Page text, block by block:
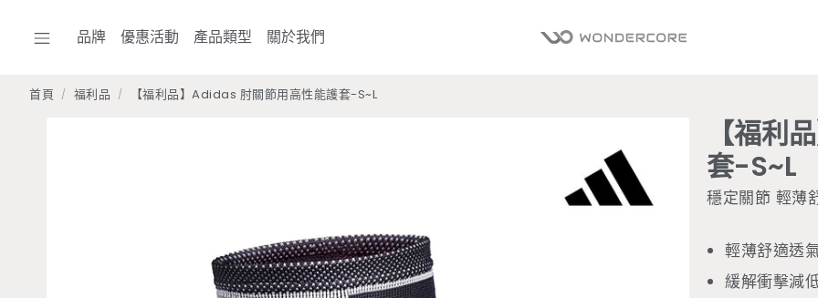
品牌 優惠活動 產品類型 關於我們
首頁 福利品 【福利品】Adidas 肘關節用高性能護套-S~L
【福利
套-S~L
穩定關節 輕薄
輕薄舒適透
緩解衝擊減